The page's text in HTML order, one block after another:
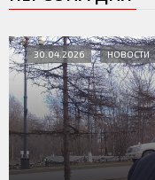
30.04.2026 НОВОСТИ